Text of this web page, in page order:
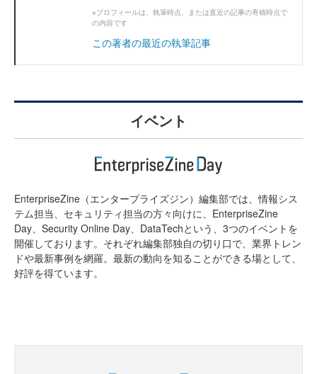
※プロフィールは、執筆時点、または直近の記事の寄稿時点で
の内容です
この著者の最近の執筆記事
イベント
EnterpriseZine（エンタープライズジン）編集部では、情報シス
テム担当、セキュリティ担当の方々向けに、EnterpriseZine
Day、Security Online Day、DataTechという、3つのイベントを
開催しております。それぞれ編集部独自の切り口で、業界トレン
ドや最新事例を網羅。最新の動向を知ることができる場として、
好評を得ています。